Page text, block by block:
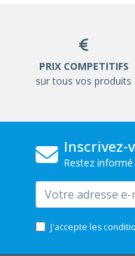
PRIX COMPETITIFS
sur tous vos produits
Inscrivez-
Restez
Email
J'accepte les